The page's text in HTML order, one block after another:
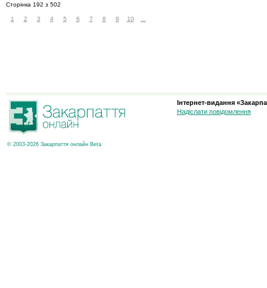
Сторінка 192 з 502
1 2 3 4 5 6 7 8 9 10
© 2003-2026 Закарпаття онлайн Beta
Інтернет-видання
Надіслати повідомлення